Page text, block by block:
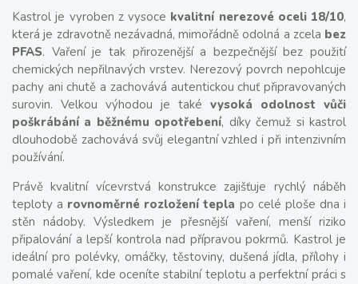
Kastrol je vyroben z vysoce kvalitní nerezové oceli 18/10,
která je zdravotně nezávadná, mimořádně odolná a zcela bez
PFAS. Vaření je tak přirozenější a bezpečnější bez použití
chemických nepřilnavých vrstev. Nerezový povrch nepohlcuje
pachy ani chutě a zachovává autentickou chuť připravovaných
surovin. Velkou výhodou je také vysoká odolnost vůči
poškrábání a běžnému opotřebení, díky čemuž si kastrol
dlouhodobě zachovává svůj elegantní vzhled i při intenzivním
používání.
Právě kvalitní vícevrstvá konstrukce zajišťuje rychlý náběh
teploty a rovnoměrné rozložení tepla po celé ploše dna i
stěn nádoby. Výsledkem je přesnější vaření, menší riziko
připalování a lepší kontrola nad přípravou pokrmů. Kastrol je
ideální pro polévky, omáčky, těstoviny, dušená jídla, přílohy i
pomalé vaření, kde oceníte stabilní teplotu a perfektní práci s